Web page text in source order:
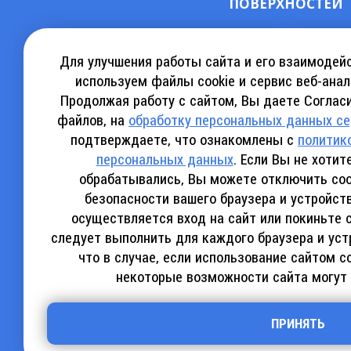
СКАЧАТЬ КАТАЛОГ АРЕНДЫ
СКАЧАТЬ КАТАЛОГ SINOBOOM
Политика конфиденциальности
, включая текстовую,
охране авторских прав и интеллектуальной собственности.
Использование любых материалов сайта (копирование,
Посетителям сайта разрешается использовать материалы сайта в
поставить прямую активную гиперссылку на оригинал в виде:
все ссылки, имеющиеся в тексте материала, должны оставаться в
Для улучшения работы сайта и его
используем файлы cookie и сервис веб-
Продолжая работу с сайтом, Вы даете
файлов, на обработку персональных данных
подтверждаете, что ознакомлены с
персональных данных. Если Вы не
обрабатывались, Вы можете отключить
безопасности вашего браузера и
осуществляется вход на сайт или покиньте
следует выполнить для каждого браузера и
что в случае, если использование сайтом
некоторые возможности сайта
ПРИНЯТЬ